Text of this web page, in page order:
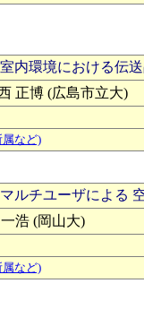
内環境における伝
正博 (広島市立大)
属など)
ルチユーザによる
浩 (岡山大)
属など)